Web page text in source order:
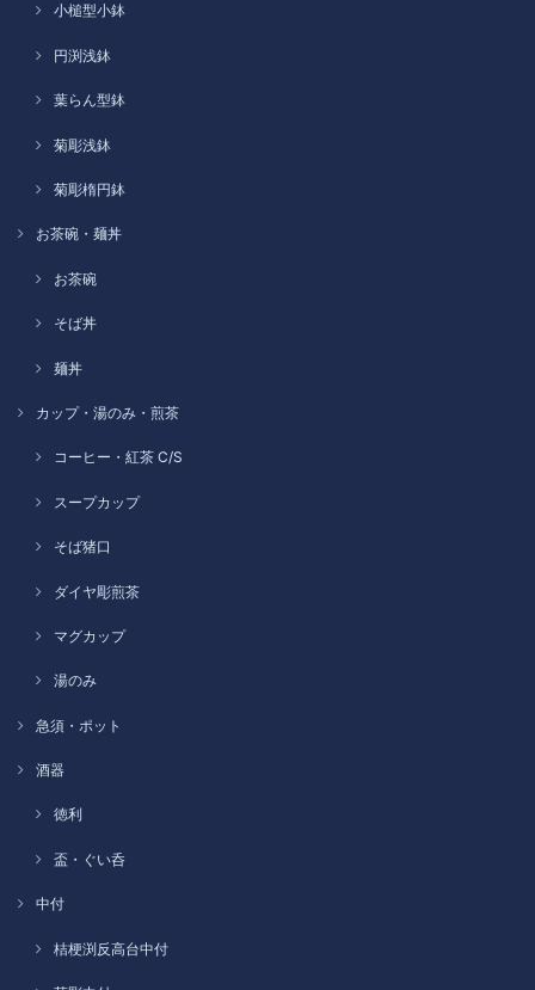
小槌型小鉢
円渕浅鉢
葉らん型鉢
菊彫浅鉢
菊彫楕円鉢
お茶碗・麺丼
お茶碗
そば丼
麺丼
カップ・湯のみ・煎茶
コーヒー・紅茶 C/S
スープカップ
そば猪口
ダイヤ彫煎茶
マグカップ
湯のみ
急須・ポット
酒器
徳利
盃・ぐい呑
中付
桔梗渕反高台中付